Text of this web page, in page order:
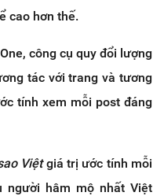
cao hơn thế.
công cụ quy đổi lượng
tác với trang và tương
tính xem mỗi post đáng
Việtgiá trị ước tính mỗi
người hâm mộ nhất Việt